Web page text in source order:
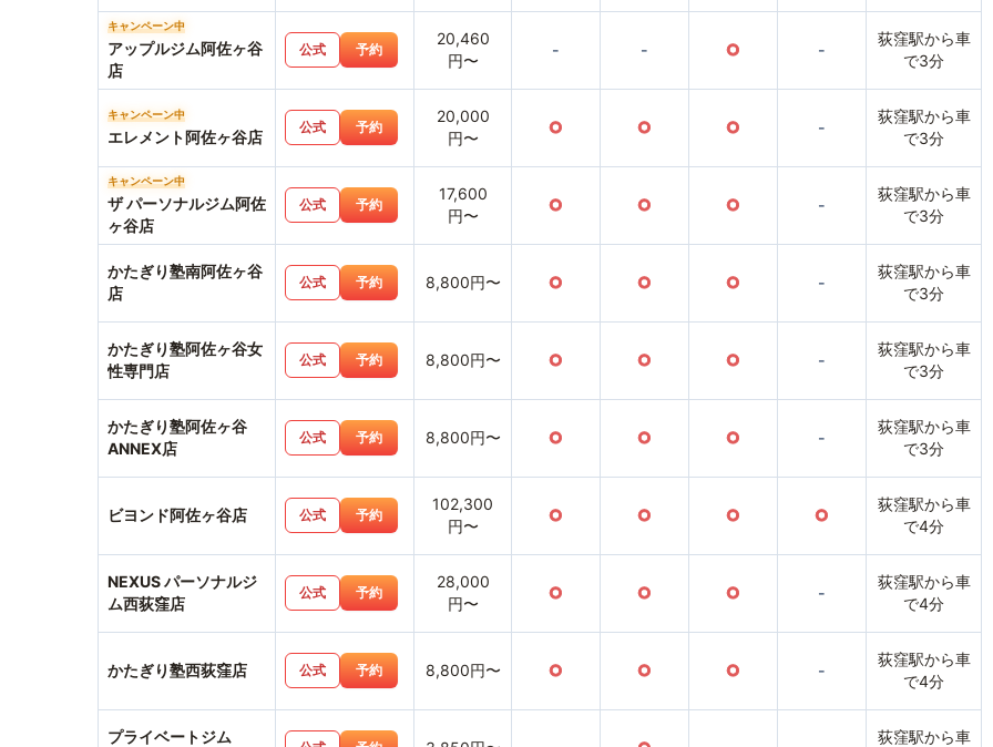
キャンペーン中
アップルジム阿佐ヶ谷
店
公式 予約
20,460
円〜
- - ○ -
荻窪駅から車
で3分
キャンペーン中
エレメント阿佐ヶ谷店
公式 予約
20,000
円〜
○ ○ ○ -
荻窪駅から車
で3分
キャンペーン中
ザ パーソナルジム阿佐
ヶ谷店
公式 予約
17,600
円〜
○ ○ ○ -
荻窪駅から車
で3分
かたぎり塾南阿佐ヶ谷
店
公式 予約 8,800円〜 ○ ○ ○ -
荻窪駅から車
で3分
かたぎり塾阿佐ヶ谷女
性専門店
公式 予約 8,800円〜 ○ ○ ○ -
荻窪駅から車
で3分
かたぎり塾阿佐ヶ谷
ANNEX店
公式 予約 8,800円〜 ○ ○ ○ -
荻窪駅から車
で3分
ビヨンド阿佐ヶ谷店 公式 予約
102,300
円〜
○ ○ ○ ○
荻窪駅から車
で4分
NEXUS パーソナルジ
ム西荻窪店
公式 予約
28,000
円〜
○ ○ ○ -
荻窪駅から車
で4分
かたぎり塾西荻窪店 公式 予約 8,800円〜 ○ ○ ○ -
荻窪駅から車
で4分
プライベートジム
荻窪駅から車